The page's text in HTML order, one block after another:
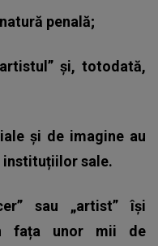
penală;
și, totodată,
și de imagine au
instituțiilor sale.
sau „artist” își
fața unor mii de